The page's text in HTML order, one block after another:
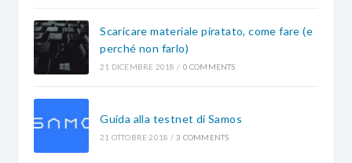
Scaricare materiale piratato, come fare (e
perché non farlo)
21 DICEMBRE 2018 / 0 COMMENTS
Guida alla testnet di Samos
21 OTTOBRE 2018 / 3 COMMENTS